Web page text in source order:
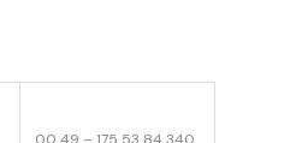
00 49 – 175 53 84 340